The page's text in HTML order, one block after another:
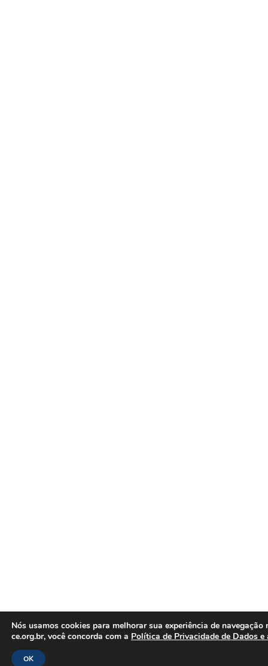
Nós usamos cookies para melhorar sua experiência de
ce.org.br, você concorda com a Política de Privacidade de Dados
OK